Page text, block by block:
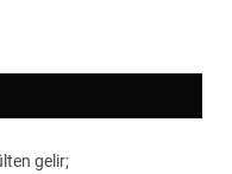
gelir;